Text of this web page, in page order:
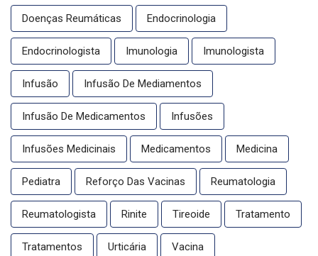
Doenças Reumáticas Endocrinologia
Endocrinologista Imunologia Imunologista
Infusão Infusão De Mediamentos
Infusão De Medicamentos Infusões
Infusões Medicinais Medicamentos Medicina
Pediatra Reforço Das Vacinas Reumatologia
Reumatologista Rinite Tireoide Tratamento
Tratamentos Urticária Vacina